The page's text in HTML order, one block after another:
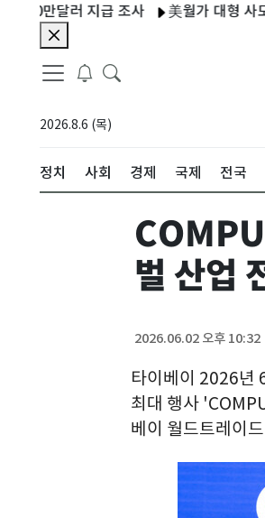
달러 지급 조사 美월가 대형 사모펀드
2026.8.6 (목)
정치 사회 경제 국제 전국
벌 산업
2026.06.02 오후 10:32
타이베이 2026년
최대 행사
베이 월드트레이